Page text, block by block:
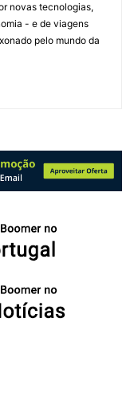
novas tecnologias,
- e de viagens
pelo mundo da